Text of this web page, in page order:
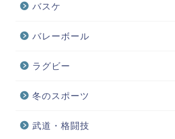
バスケ
バレーボール
ラグビー
冬のスポーツ
武道・格闘技